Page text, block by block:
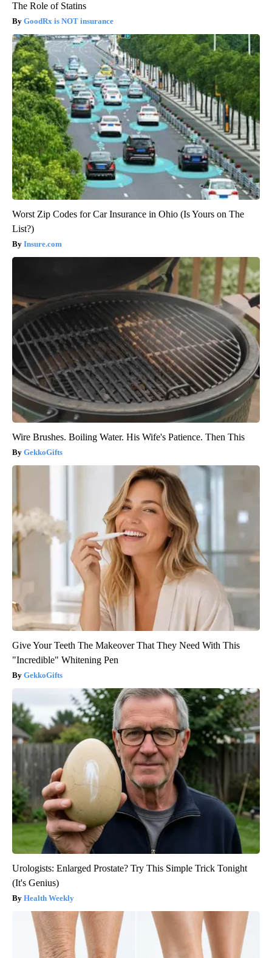
The Role of Statins
GoodRx is NOT insurance
Worst Zip Codes for Car Insurance in Ohio (Is Yours on The
List?)
Insure.com
Wire Brushes. Boiling Water. His Wife's Patience. Then This
GekkoGifts
Give Your Teeth The Makeover That They Need With This
"Incredible" Whitening Pen
GekkoGifts
Urologists: Enlarged Prostate? Try This Simple Trick Tonight
(It's Genius)
Health Weekly